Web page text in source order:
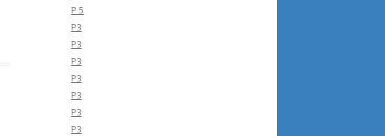
P 5
P3
P3
P3
P3
P3
P3
P3